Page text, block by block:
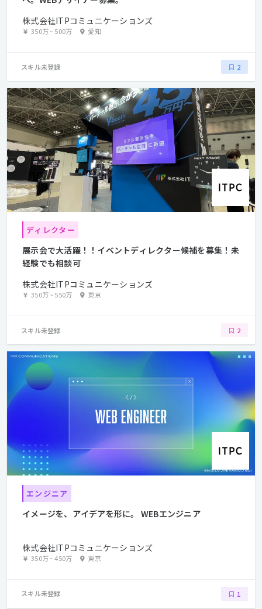
株式会社ITPコミュニケーションズ
350万~500万 愛知
スキル未登録 2
ディレクター
展示会で大活躍！！イベントディレクター候補を募集！未
経験でも相談可
株式会社ITPコミュニケーションズ
350万~550万 東京
スキル未登録 2
エンジニア
イメージを、アイデアを形に。 WEBエンジニア
株式会社ITPコミュニケーションズ
350万~450万 東京
スキル未登録 1